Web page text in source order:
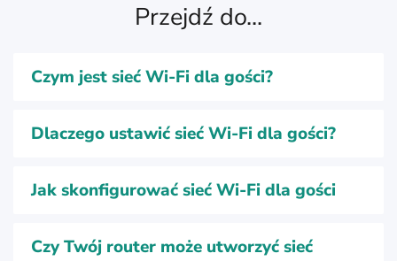
Przejdź do...
Czym jest sieć Wi-Fi dla gości?
Dlaczego ustawić sieć Wi-Fi dla gości?
Jak skonfigurować sieć Wi-Fi dla gości
Czy Twój router może utworzyć sieć